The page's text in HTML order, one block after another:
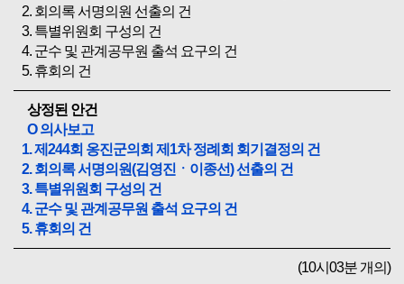
2. 회의록 서명의원 선출의 건
3. 특별위원회 구성의 건
4. 군수 및 관계공무원 출석 요구의 건
5. 휴회의 건
상정된 안건
O 의사보고
1. 제244회 옹진군의회 제1차 정례회 회기결정의 건
2. 회의록 서명의원(김영진ㆍ이종선) 선출의 건
3. 특별위원회 구성의 건
4. 군수 및 관계공무원 출석 요구의 건
5. 휴회의 건
(10시03분 개의)